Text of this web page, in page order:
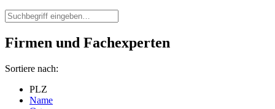
Firmen und Fachexperten
Sortiere nach:
PLZ
Name